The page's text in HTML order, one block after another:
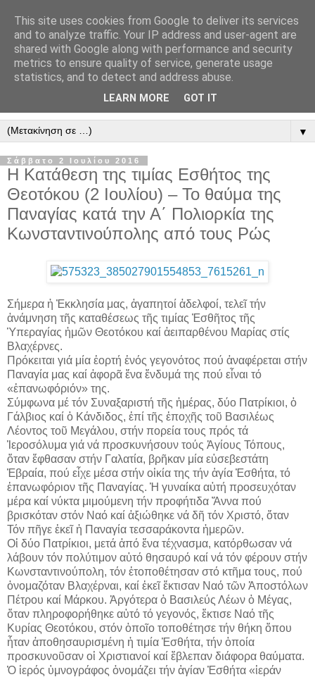
" Εξομολογεῖσθε τῶ Κυρίῳ
"
ὃτι ἀγαθός, ὃτι εἰς τόν αἰῶνα τό ἔλεος αὐτοῦ. Αλληλούϊα.
▼
Σάββατο 2 Ιουλίου 2016
Η Κατάθεση της τιμίας Εσθήτος της
Θεοτόκου (2 Ιουλίου) – Το θαύμα της
Παναγίας κατά την Α΄ Πολιορκία της
Κωνσταντινούπολης από τους Ρώς
Σήμερα ἡ Ἐκκλησία μας, ἀγαπητοί ἀδελφοί, τελεῖ τήν
ἀνάμνηση τῆς καταθέσεως τῆς τιμίας Ἐσθῆτος τῆς
Ὑπεραγίας ἡμῶν Θεοτόκου καί ἀειπαρθένου Μαρίας στίς
Βλαχέρνες.
Πρόκειται γιά μία ἑορτή ἑνός γεγονότος πού ἀναφέρεται στήν
Παναγία μας καί ἀφορᾶ ἕνα ἔνδυμά της πού εἶναι τό
«ἐπανωφόριόν» της.
Σύμφωνα μέ τόν Συναξαριστή τῆς ἡμέρας, δύο Πατρίκιοι, ὁ
Γάλβιος καί ὁ Κάνδιδος, ἐπί τῆς ἐποχῆς τοῦ Βασιλέως
Λέοντος τοῦ Μεγάλου, στήν πορεία τους πρός τά
Ἱεροσόλυμα γιά νά προσκυνήσουν τούς Ἁγίους Τόπους,
ὅταν ἔφθασαν στήν Γαλατία, βρῆκαν μία εὐσεβεστάτη
Ἑβραία, πού εἶχε μέσα στήν οἰκία της τήν ἁγία Ἐσθήτα, τό
ἐπανωφόριον τῆς Παναγίας. Ἡ γυναίκα αὐτή προσευχόταν
μέρα καί νύκτα μιμούμενη τήν προφήτιδα Ἄννα πού
βρισκόταν στόν Ναό καί ἀξιώθηκε νά δῆ τόν Χριστό, ὅταν
Τόν πῆγε ἐκεῖ ἡ Παναγία τεσσαράκοντα ἡμερῶν.
Οἱ δύο Πατρίκιοι, μετά ἀπό ἕνα τέχνασμα, κατόρθωσαν νά
λάβουν τόν πολύτιμον αὐτό θησαυρό καί νά τόν φέρουν στήν
Κωνσταντινούπολη, τόν ἐτοποθέτησαν στό κτῆμα τους, πού
ὀνομαζόταν Βλαχέρναι, καί ἐκεῖ ἔκτισαν Ναό τῶν Ἀποστόλων
Πέτρου καί Μάρκου. Ἀργότερα ὁ Βασιλεύς Λέων ὁ Μέγας,
ὅταν πληροφορήθηκε αὐτό τό γεγονός, ἔκτισε Ναό τῆς
Κυρίας Θεοτόκου, στόν ὁποῖο τοποθέτησε τήν θήκη ὅπου
ἦταν ἀποθησαυρισμένη ἡ τιμία Ἐσθήτα, τήν ὁποία
προσκυνοῦσαν οἱ Χριστιανοί καί ἔβλεπαν διάφορα θαύματα.
Ὁ ἱερός ὑμνογράφος ὀνομάζει τήν ἁγίαν Ἐσθήτα «ἱεράν
This site uses cookies from Google to deliver its services
and to analyze traffic. Your IP address and user-agent are
shared with Google along with performance and security
metrics to ensure quality of service, generate usage
statistics, and to detect and address abuse.
LEARN MORE GOT IT